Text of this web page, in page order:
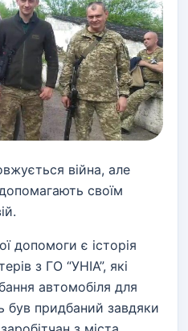
війна, але
своїм
допомоги є історія
з ГО “УНІА”, які
автомобіля для
був придбаний завдяки